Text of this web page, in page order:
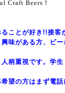
Craft Beers！
ることが好き!!接客
味がある方、ビ
柄重視です。学
望の方はまず電